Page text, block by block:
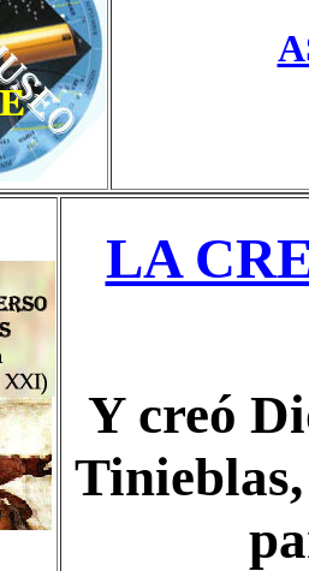
LA
Y creó